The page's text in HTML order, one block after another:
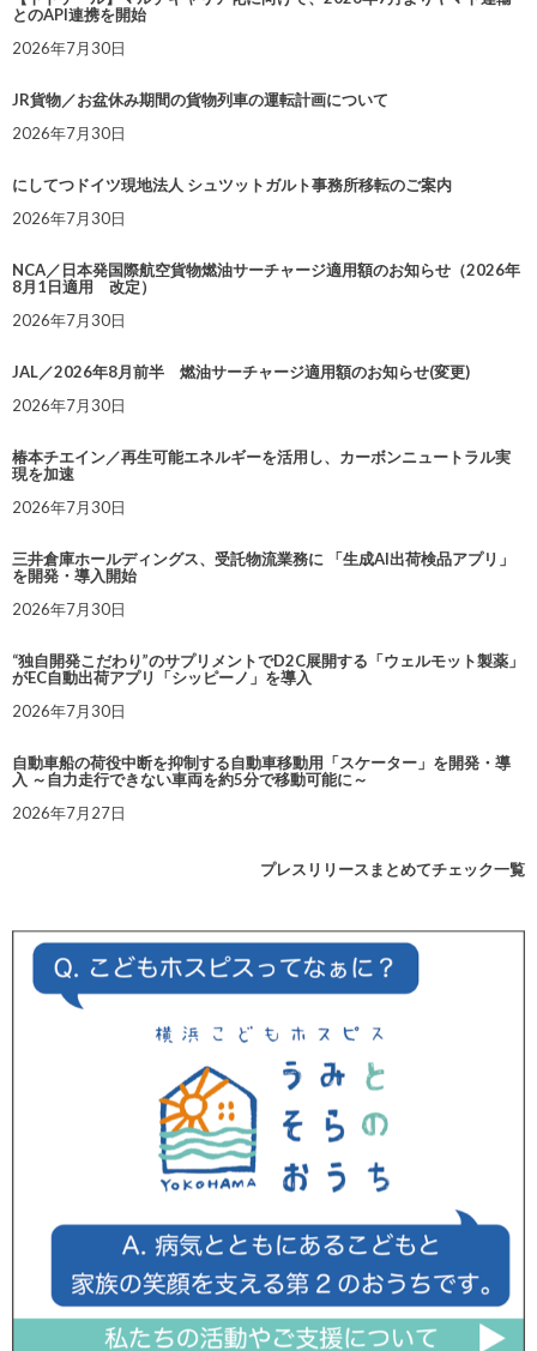
とのAPI連携を開始
2026年7月30日
JR貨物／お盆休み期間の貨物列車の運転計画について
2026年7月30日
にしてつドイツ現地法人 シュツットガルト事務所移転のご案内
2026年7月30日
NCA／日本発国際航空貨物燃油サーチャージ適用額のお知らせ（2026年
8月1日適用 改定）
2026年7月30日
JAL／2026年8月前半 燃油サーチャージ適用額のお知らせ(変更)
2026年7月30日
椿本チエイン／再生可能エネルギーを活用し、カーボンニュートラル実
現を加速
2026年7月30日
三井倉庫ホールディングス、受託物流業務に 「生成AI出荷検品アプリ」
を開発・導入開始
2026年7月30日
“独自開発こだわり”のサプリメントでD2C展開する「ウェルモット製薬」
がEC自動出荷アプリ「シッピーノ」を導入
2026年7月30日
自動車船の荷役中断を抑制する自動車移動用「スケーター」を開発・導
入 ～自力走行できない車両を約5分で移動可能に～
2026年7月27日
プレスリリースまとめてチェック一覧